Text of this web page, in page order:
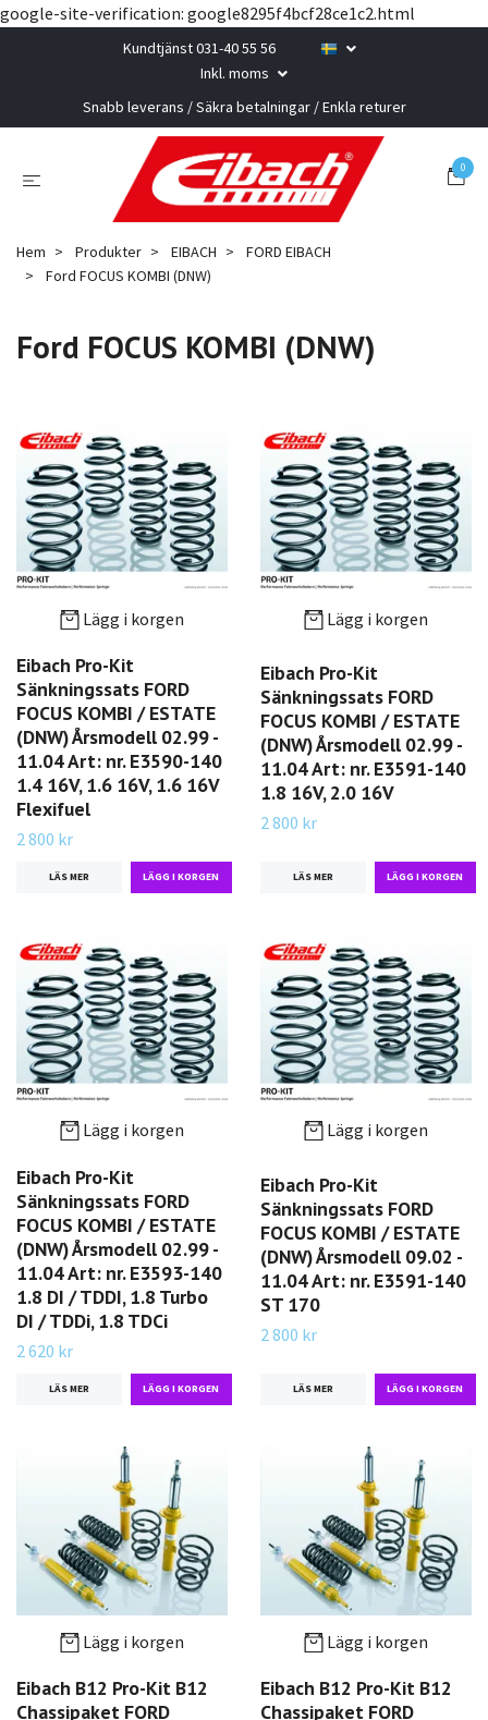
google-site-verification: google8295f4bcf28ce1c2.html
Kundtjänst 031-40 55 56
Inkl. moms
Snabb leverans / Säkra betalningar / Enkla returer
0
Hem Produkter EIBACH
FORD EIBACH
Ford FOCUS KOMBI (DNW)
Ford FOCUS KOMBI (DNW)
Lägg i korgen
Eibach Pro-Kit
Sänkningssats FORD
FOCUS KOMBI / ESTATE
(DNW) Årsmodell 02.99 -
11.04 Art: nr. E3590-140
1.4 16V, 1.6 16V, 1.6 16V
Flexifuel
2 800 kr
LÄS MER
Lägg i korgen
Eibach Pro-Kit
Sänkningssats FORD
FOCUS KOMBI / ESTATE
(DNW) Årsmodell 02.99 -
11.04 Art: nr. E3591-140
1.8 16V, 2.0 16V
2 800 kr
LÄS MER
Lägg i korgen
Eibach Pro-Kit
Sänkningssats FORD
FOCUS KOMBI / ESTATE
(DNW) Årsmodell 02.99 -
11.04 Art: nr. E3593-140
1.8 DI / TDDI, 1.8 Turbo
DI / TDDi, 1.8 TDCi
2 620 kr
LÄS MER
Lägg i korgen
Eibach Pro-Kit
Sänkningssats FORD
FOCUS KOMBI / ESTATE
(DNW) Årsmodell 09.02 -
11.04 Art: nr. E3591-140
ST 170
2 800 kr
LÄS MER
Lägg i korgen
Eibach B12 Pro-Kit B12
Chassipaket FORD
Lägg i korgen
Eibach B12 Pro-Kit B12
Chassipaket FORD